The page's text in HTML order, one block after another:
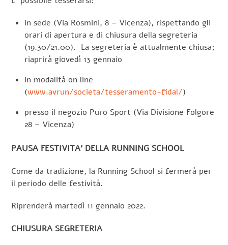
in sede (Via Rosmini, 8 – Vicenza), rispettando gli
orari di apertura e di chiusura della segreteria
(19.30/21.00). La segreteria è attualmente chiusa;
riaprirà giovedì 13 gennaio
in modalità on line
(www.avrun/societa/tesseramento-fidal/)
presso il negozio Puro Sport (Via Divisione Folgore
28 – Vicenza)
PAUSA FESTIVITA’ DELLA RUNNING SCHOOL
Come da tradizione, la Running School si fermerà per
il periodo delle festività.
Riprenderà martedì 11 gennaio 2022.
CHIUSURA SEGRETERIA